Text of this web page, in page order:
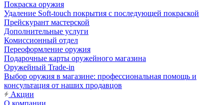
Покраска оружия
Удаление Soft-touch покрытия с последующей покраской
Прейскурант мастерской
Дополнительные услуги
Комиссионный отдел
Переоформление оружия
Подарочные карты оружейного магазина
Оружейный Trade-in
Выбор оружия в магазине: профессиональная помощь и
консультация от наших продавцов
Акции
О компании